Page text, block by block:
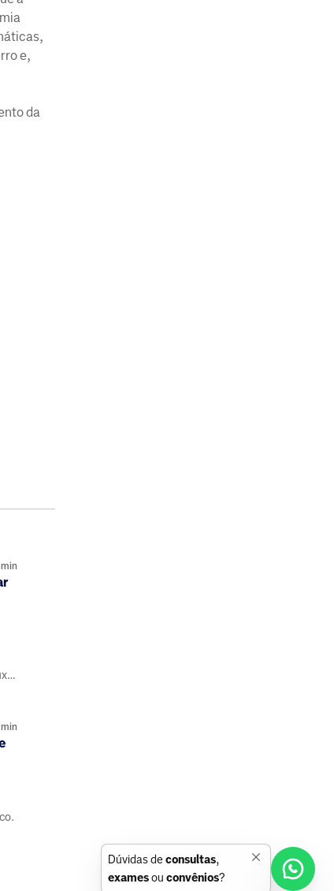
e,
da
min
min
Dúvidas deconsultas,
examesou convênios?